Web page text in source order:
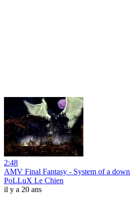
2:48
AMV Final Fantasy - System of a down
PoLLuX Le Chien
il y a 20 ans